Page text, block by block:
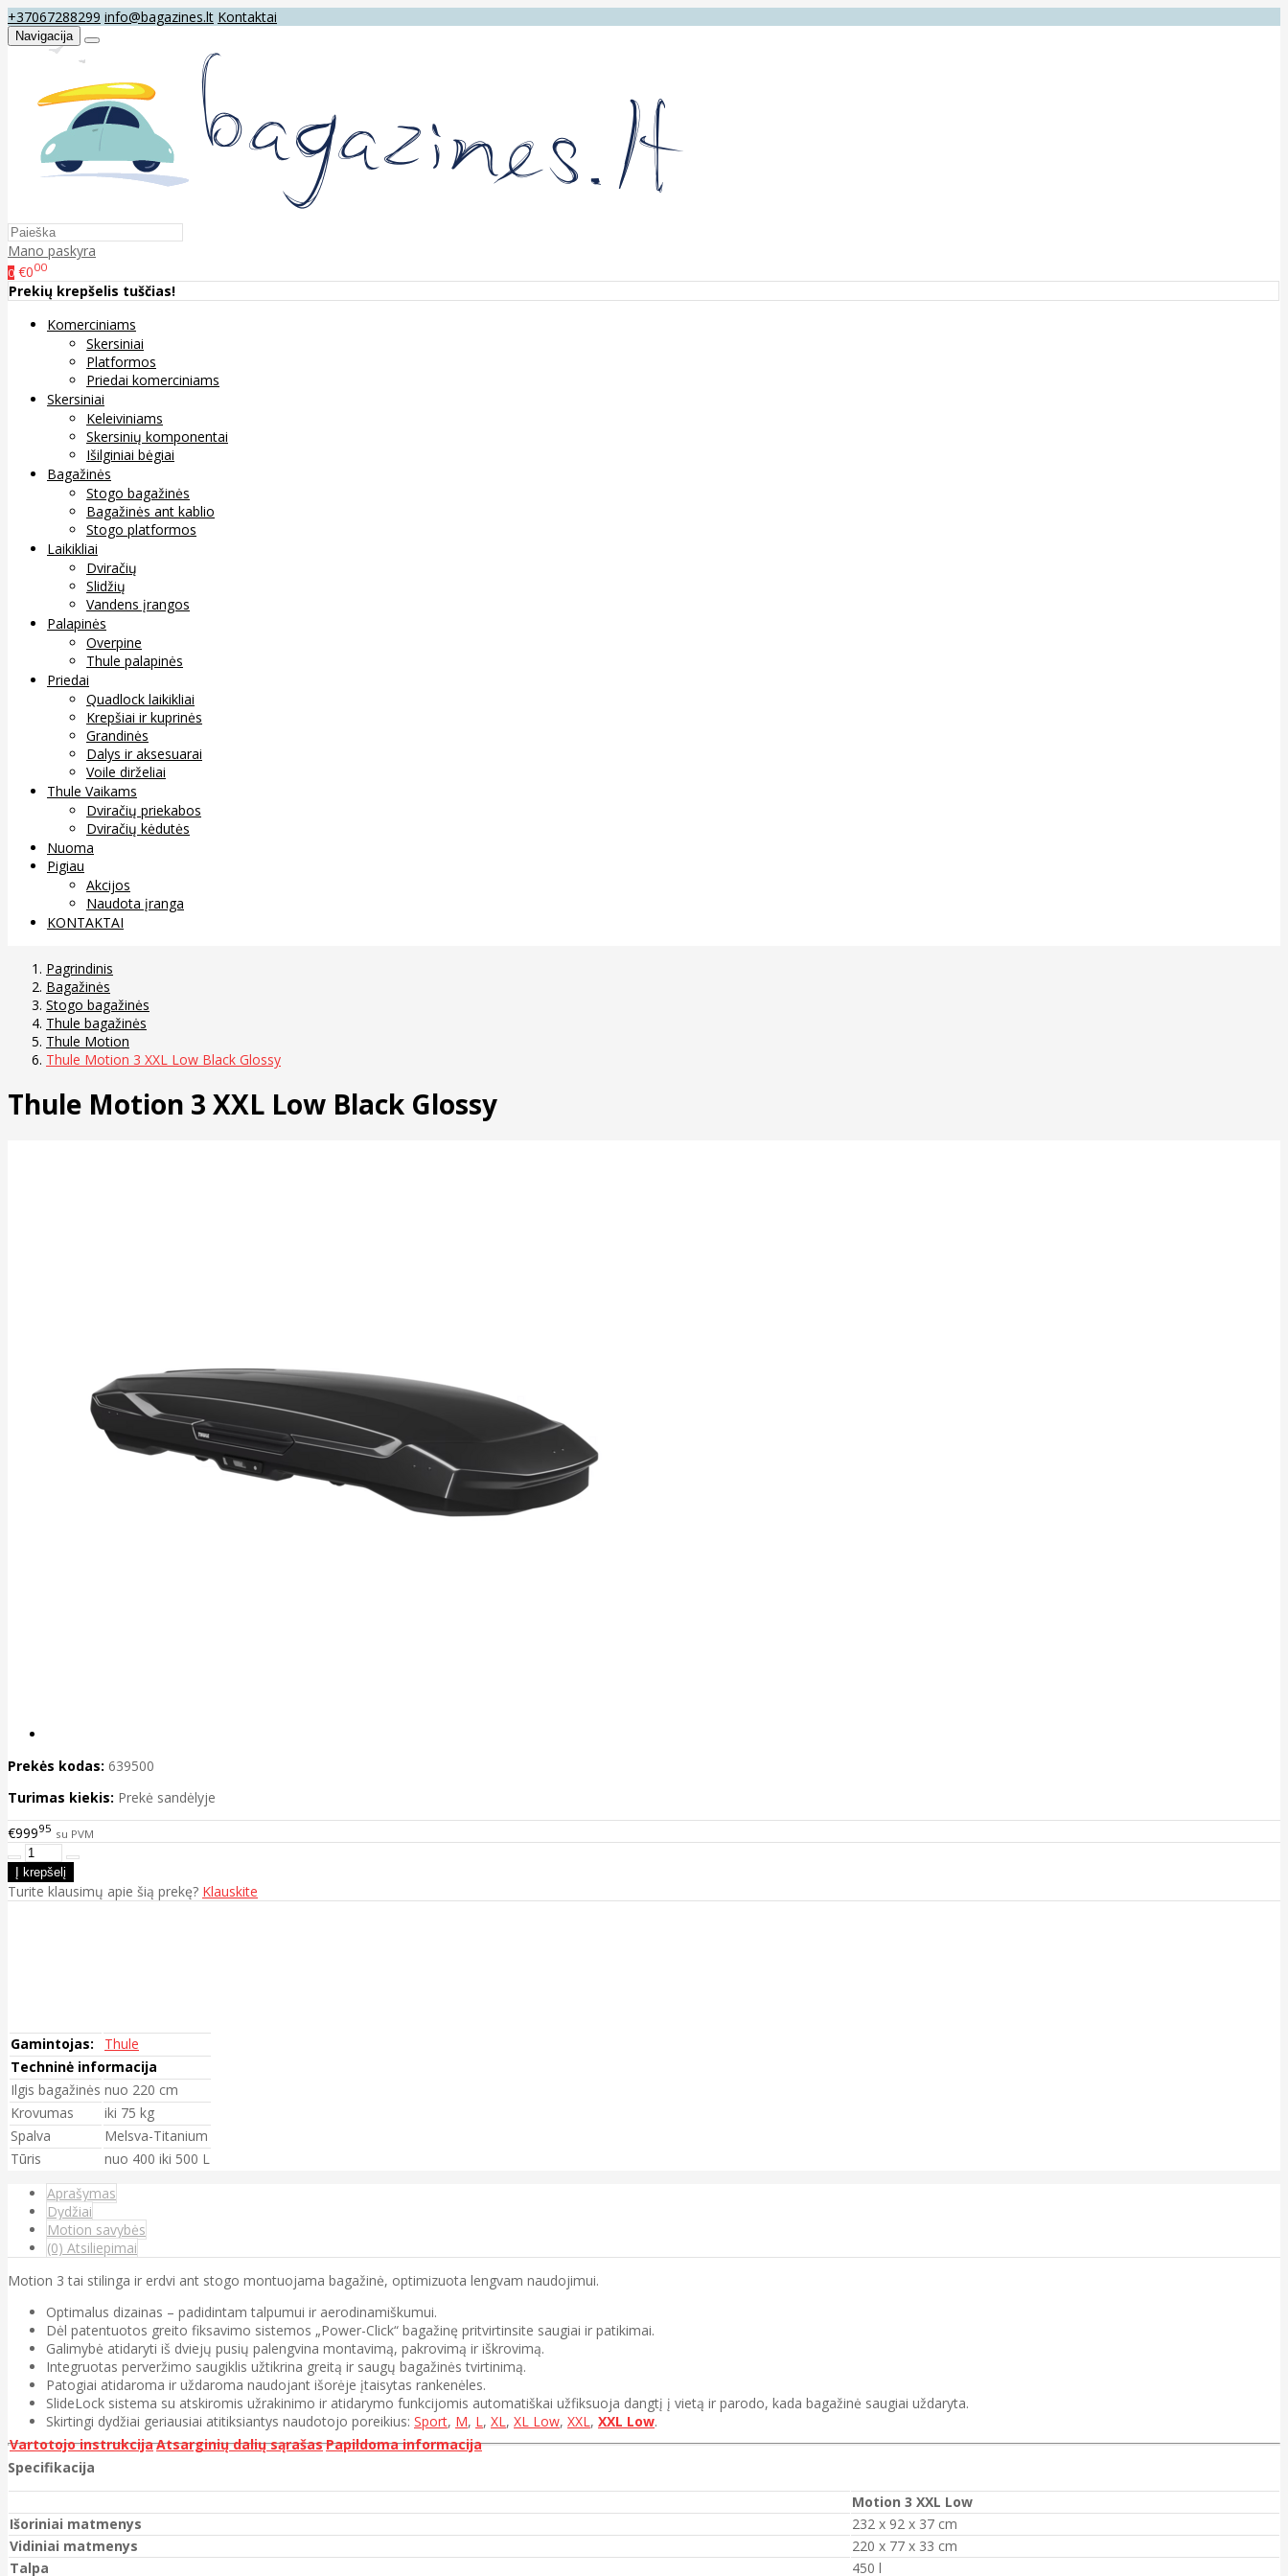
+37067288299 info@bagazines.lt Kontaktai
Navigacija
Mano paskyra
0 €000
Prekių krepšelis tuščias!
Komerciniams
Skersiniai
Platformos
Priedai komerciniams
Skersiniai
Keleiviniams
Skersinių komponentai
Išilginiai bėgiai
Bagažinės
Stogo bagažinės
Bagažinės ant kablio
Stogo platformos
Laikikliai
Dviračių
Slidžių
Vandens įrangos
Palapinės
Overpine
Thule palapinės
Priedai
Quadlock laikikliai
Krepšiai ir kuprinės
Grandinės
Dalys ir aksesuarai
Voile dirželiai
Thule Vaikams
Dviračių priekabos
Dviračių kėdutės
Nuoma
Pigiau
Akcijos
Naudota įranga
KONTAKTAI
Pagrindinis
Bagažinės
Stogo bagažinės
Thule bagažinės
Thule Motion
Thule Motion 3 XXL Low Black Glossy
Thule Motion 3 XXL Low Black Glossy
Prekės kodas: 639500
Turimas kiekis: Prekė sandėlyje
€99995 su PVM
Turite klausimų apie šią prekę? Klauskite
Gamintojas:
Thule
Techninė informacija
Ilgis bagažinės nuo 220 cm
Krovumas
iki 75 kg
Spalva
Melsva-Titanium
Tūris
nuo 400 iki 500 L
Aprašymas
Dydžiai
Motion savybės
(0) Atsiliepimai
Motion 3 tai stilinga ir erdvi ant stogo montuojama bagažinė, optimizuota lengvam naudojimui.
Optimalus dizainas – padidintam talpumui ir aerodinamiškumui.
Dėl patentuotos greito fiksavimo sistemos „Power-Click“ bagažinę pritvirtinsite saugiai ir patikimai.
Galimybė atidaryti iš dviejų pusių palengvina montavimą, pakrovimą ir iškrovimą.
Integruotas perveržimo saugiklis užtikrina greitą ir saugų bagažinės tvirtinimą.
Patogiai atidaroma ir uždaroma naudojant išorėje įtaisytas rankenėles.
SlideLock sistema su atskiromis užrakinimo ir atidarymo funkcijomis automatiškai užfiksuoja dangtį į vietą ir parodo, kada bagažinė saugiai uždaryta.
Skirtingi dydžiai geriausiai atitiksiantys naudotojo poreikius: Sport, M, L, XL, XL Low, XXL, XXL Low.
Vartotojo instrukcijaAtsarginių dalių sąrašasPapildoma informacija
Specifikacija
Motion 3 XXL Low
Išoriniai matmenys
232 x 92 x 37 cm
Vidiniai matmenys
220 x 77 x 33 cm
Talpa
450 l